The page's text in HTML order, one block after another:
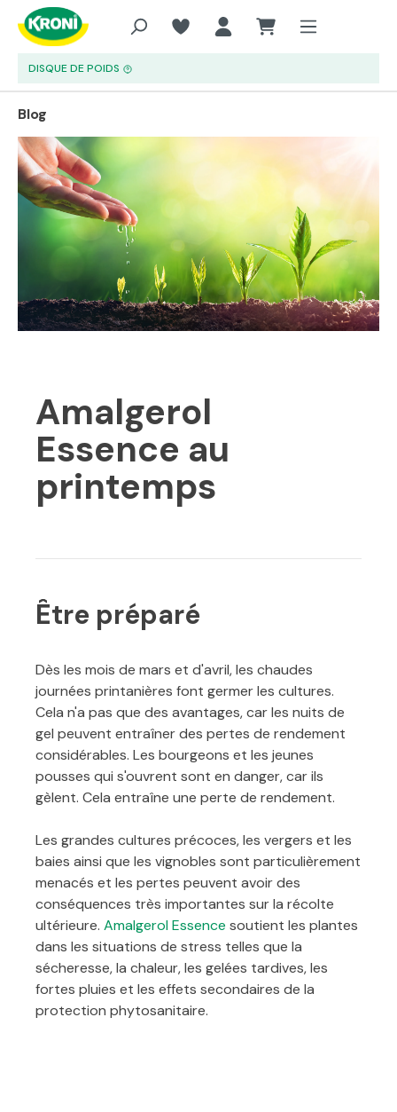
Aller au contenu principal
DISQUE DE POIDS
Blog
Amalgerol
Essence au
printemps
Être préparé
Dès les mois de mars et d'avril, les chaudes
journées printanières font germer les cultures.
Cela n'a pas que des avantages, car les nuits de
gel peuvent entraîner des pertes de rendement
considérables. Les bourgeons et les jeunes
pousses qui s'ouvrent sont en danger, car ils
gèlent. Cela entraîne une perte de rendement.
Les grandes cultures précoces, les vergers et les
baies ainsi que les vignobles sont particulièrement
menacés et les pertes peuvent avoir des
conséquences très importantes sur la récolte
ultérieure. Amalgerol Essence soutient les plantes
dans les situations de stress telles que la
sécheresse, la chaleur, les gelées tardives, les
fortes pluies et les effets secondaires de la
protection phytosanitaire.